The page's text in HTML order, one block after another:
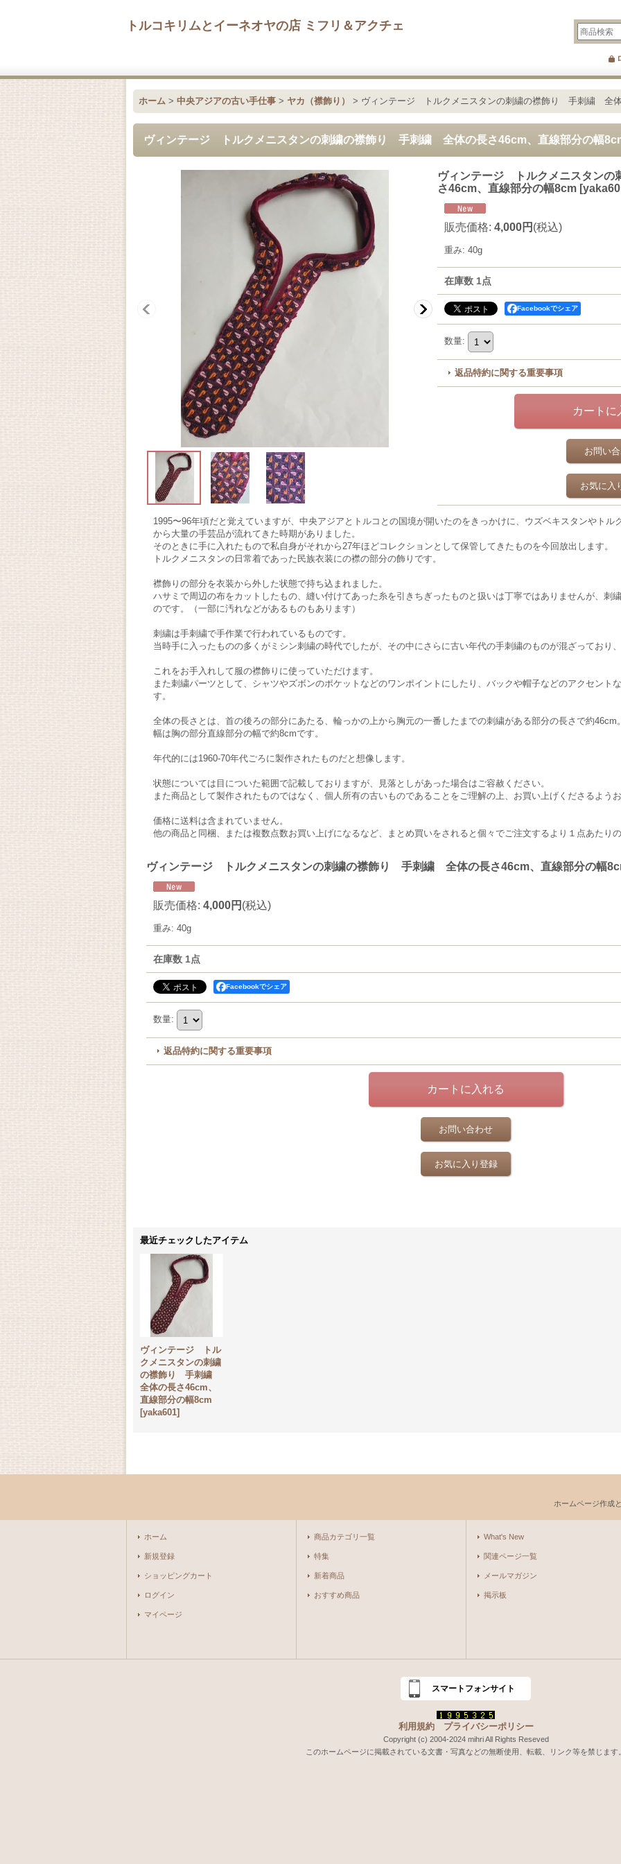
トルコキリムとイーネオヤの店 ミフリ＆アクチェ
ホーム > 中央アジアの古い手仕事 > ヤカ（襟飾り） > ヴィンテージ トルクメニスタンの刺繍の襟飾り 手刺繍 全体
ヴィンテージ トルクメニスタンの刺繍の襟飾り 手刺繍 全体の長さ46cm、直線部分の幅
ヴィンテージ トルクメニスタン
さ46cm、直線部分の幅8cm [
販売価格: 4,000円 (税込)
重み: 40g
在庫数 1点
Facebookでシェア
数量:
返品特約に関する重要事項
お問い
お気に入
1995〜96年頃だと覚えていますが、中央アジアとトルコとの国境が開いたのをきっかけに、ウズベキスタンやトル
から大量の手芸品が流れてきた時期がありました。
そのときに手に入れたもので私自身がそれから27年ほどコレクションとして保管してきたものを今回放出します。
トルクメニスタンの日常着であった民族衣装にの襟の部分の飾りです。
襟飾りの部分を衣装から外した状態で持ち込まれました。
ハサミで周辺の布をカットしたもの、縫い付けてあった糸を引きちぎったものと扱いは丁寧ではありませんが、刺
のです。（一部に汚れなどがあるものもあります）
刺繍は手刺繍で手作業で行われているものです。
当時手に入ったものの多くがミシン刺繍の時代でしたが、その中にさらに古い年代の手刺繍のものが混ざっており
これをお手入れして服の襟飾りに使っていただけます。
また刺繍パーツとして、シャツやズボンのポケットなどのワンポイントにしたり、バックや帽子などのアクセント
す。
全体の長さとは、首の後ろの部分にあたる、輪っかの上から胸元の一番したまでの刺繍がある部分の長さで約46cm
幅は胸の部分直線部分の幅で約8cmです。
年代的には1960-70年代ごろに製作されたものだと想像します。
状態については目についた範囲で記載しておりますが、見落としがあった場合はご容赦ください。
また商品として製作されたものではなく、個人所有の古いものであることをご理解の上、お買い上げくださるよう
価格に送料は含まれていません。
他の商品と同梱、または複数点数お買い上げになるなど、まとめ買いをされると個々でご注文するより１点あたり
ヴィンテージ トルクメニスタンの刺繍の襟飾り 手刺繍 全体の長さ46cm、直線部分の幅
販売価格: 4,000円 (税込)
重み: 40g
在庫数 1点
Facebookでシェア
数量:
返品特約に関する重要事項
お問い合わせ
お気に入り登録
最近チェックしたアイテム
ヴィンテージ トル
クメニスタンの刺繍
の襟飾り 手刺繍
全体の長さ46cm、
直線部分の幅8cm
[yaka601]
ホームページ作成
ホーム
新規登録
ショッピングカート
ログイン
マイページ
商品カテゴリ一覧
特集
新着商品
おすすめ商品
What's New
関連ページ一覧
メールマガジン
掲示板
スマートフォンサイト
利用規約 プライバシーポリシー
Copyright (c) 2004-2024 mihri All Rights Reseved
このホームページに掲載されている文書・写真などの無断使用、転載、リンク等を禁じます